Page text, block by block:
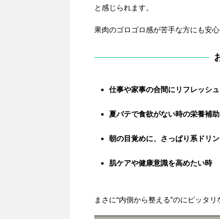
と感じられます。
果肉のゴロゴロ感が苦手な方にも安
仕事や家事の合間にリフレッシ
夏バテで食欲がない時の栄養補
朝の目覚めに、さっぱり系ドリ
肌ケアや健康意識を高めたい時
まさに“内側から整える”のにピッタ